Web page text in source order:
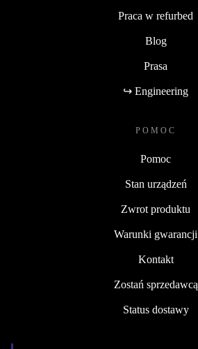
Praca w refurbed
Blog
Prasa
↪ Engineering
POMOC
Pomoc
Stan urządzeń
Zwrot produktu
Warunki gwarancji
Kontakt
Zostań sprzedawcą
Status dostawy